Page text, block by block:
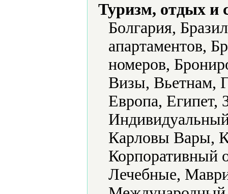
Туризм, отдых и
Болгария,
апартаментов,
номеров,
Визы, Вьетнам,
Европа, Египет,
Карловы Вары,
Корпоративный
Лечебные,